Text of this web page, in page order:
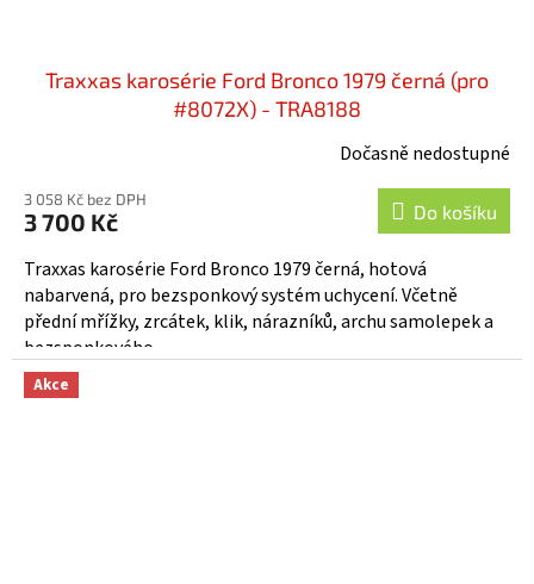
Traxxas karosérie Ford Bronco 1979 černá (pro
#8072X) - TRA8188
Dočasně nedostupné
3 058 Kč bez DPH
3 700 Kč Do košíku
Traxxas karosérie Ford Bronco 1979 černá, hotová
nabarvená, pro bezsponkový systém uchycení. Včetně
přední mřížky, zrcátek, klik, nárazníků, archu samolepek a
bezsponkového...
Akce